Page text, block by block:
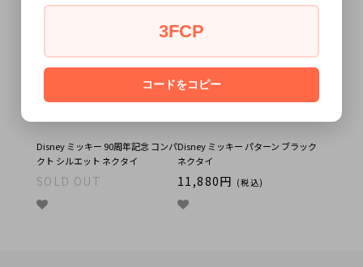
Disney ミッキー 90周年記念 コンパ
クト シルエット ネクタイ
SOLD OUT
Disney ミッキー パターン ブラック
ネクタイ
11,880円 (税込)
3FCP
コードをコピー